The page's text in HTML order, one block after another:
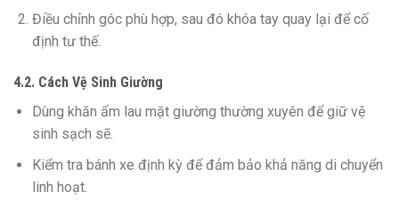
Điều chỉnh góc phù hợp, sau đó khóa tay quay lại để cố
định tư thế.
4.2. Cách Vệ Sinh Giường
Dùng khăn ẩm lau mặt giường thường xuyên để giữ vệ
sinh sạch sẽ.
Kiểm tra bánh xe định kỳ để đảm bảo khả năng di chuyển
linh hoạt.